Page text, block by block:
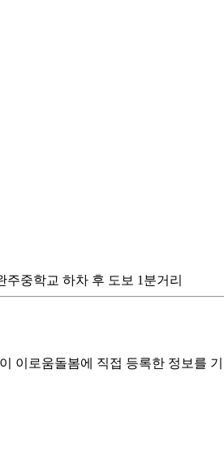
주중학교 하차 후 도보 1분거리
이로움돌봄에 직접 등록한 정보를